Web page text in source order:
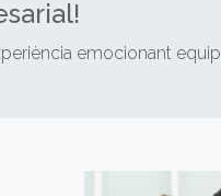
emocionant equip.